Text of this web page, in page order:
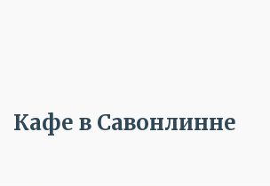
Кафе в Савонлинне